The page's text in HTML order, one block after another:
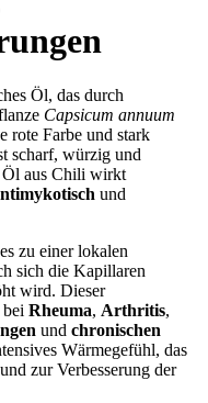
Öl, das durch
Capsicum annuum
rote Farbe und stark
scharf, würzig und
Öl aus Chili wirkt
und
zu einer lokalen
sich die Kapillaren
wird. Dieser
Rheuma, Arthritis,
und chronischen
Wärmegefühl, das
zur Verbesserung der